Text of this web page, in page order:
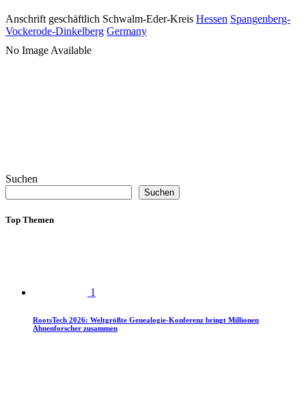
Anschrift geschäftlich Schwalm-Eder-Kreis Hessen Spangenberg-
Vockerode-Dinkelberg Germany
No Image Available
Suchen
Suchen
Top Themen
1
RootsTech 2026: Weltgrößte Genealogie-Konferenz bringt Millionen
Ahnenforscher zusammen